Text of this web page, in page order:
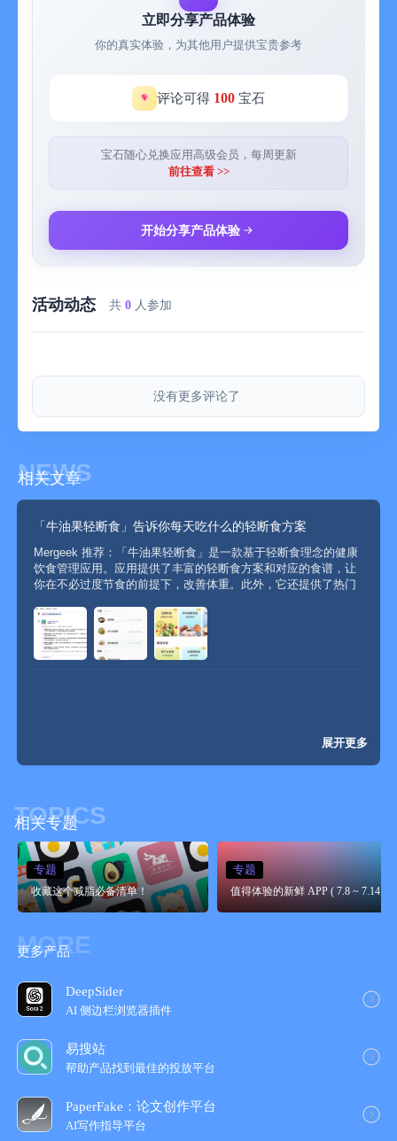
情况了如指掌.看看昨天是不是摄入超了,今天是不是消耗的少了.
【怎么去做这顿饭】
要的食材和烹饪方法,只要提前购买好每天所需要的食材,做饭也只
【不清楚自己的身体数据怎么办】
许多胖友都不太清楚自己每天的身体数据,所以减脂也是稀里糊涂
的.牛油果轻断食为你提供了详细的数据记录, 你可以看到每一天
当然也包括你每天的摄入和消耗量也都一目了然.
连续包季:按季度自动续费,每三个月为一季度,三个月交一次;
连续包季价格:一季度58元;
连续包年价格:一年88月;
付款:
如需取消订阅,请在当前订阅到期24小时以前,手动在iTunes/Apple
ID设置中关闭自动续订功能
续订:
延一个订阅周期;
隐私政
用户协
议:https://qdsapi.bdjkkj.com.cn/static/protocol/html/
商务合作:wangxinyue202405@163.com
立即分享产品体验
你的真实体验，为其他用户提供宝贵参考
评论可得 100 宝石
宝石随心兑换应用高级会员，每周更新
前往查看 >>
开始分享产品体验
活动动态 共 0 人参加
没有更多评论了
NEWS
相关文章
「牛油果轻断食」告诉你每天吃什么的轻断食方案
Mergeek 推荐：「牛油果轻断食」是一款基于轻断食理念的健康
饮食管理应用。应用提供了丰富的轻断食方案和对应的食谱，让
你在不必过度节食的前提下，改善体重。此外，它还提供了热门
助你更好地管理健康饮食。可以在 Mergeek AI 搜索了解更多
「...
展开更多
TOPICS
相关专题
收藏这个减脂必备清单！
专题
值得体验的新鲜 APP ( 7.8 ~ 7.14 )
专题
MORE
更多产品
DeepSider
AI 侧边栏浏览器插件
易搜站
帮助产品找到最佳的投放平台
PaperFake：论文创作平台
AI写作指导平台